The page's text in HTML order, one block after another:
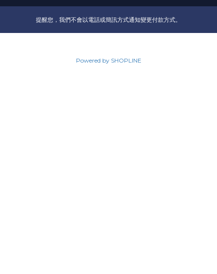
提醒您，我們不會以電話或簡訊方式通知變更付款方式。
Powered by SHOPLINE